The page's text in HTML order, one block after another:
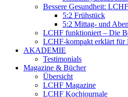
Bessere Gesundheit:
5:2 Frühstück
5:2 Mittag- und
LCHF funktioniert – Die
LCHF-kompakt erklärt für
AKADEMIE
Testimonials
Magazine & Bücher
Übersicht
LCHF Magazine
LCHF Kochjournale